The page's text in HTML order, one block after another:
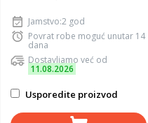
Jamstvo:2 god
Povrat robe moguć unutar 14
dana
Dostavljamo već od
11.08.2026
Usporedite proizvod